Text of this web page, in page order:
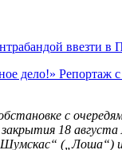
ввезти
дело!» Репортаж
с
закрытия 18
(„Лоша“)